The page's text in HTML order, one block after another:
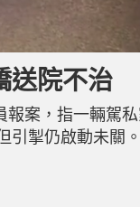
送院不治
案，指一輛駕
引掣仍啟動未關
。 救援人員接報
歲姓譚男司機